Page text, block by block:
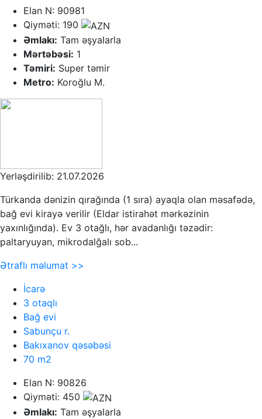
Elan N: 90981
Qiyməti: 190
Əmlakı: Tam əşyalarla
Mərtəbəsi: 1
Təmiri: Super təmir
Metro: Koroğlu M.
Yerləşdirilib: 21.07.2026
Türkanda dənizin qırağında (1 sıra) ayaqla olan məsafədə,
bağ evi kirayə verilir (Eldar istirahət mərkəzinin
yaxınlığında). Ev 3 otağlı, hər avadanlığı təzədir:
paltaryuyan, mikrodalğalı sob...
Ətraflı məlumat >>
İcarə
3 otaqlı
Bağ evi
Sabunçu r.
Bakıxanov qəsəbəsi
70 m2
Elan N: 90826
Qiyməti: 450
Əmlakı: Tam əşyalarla